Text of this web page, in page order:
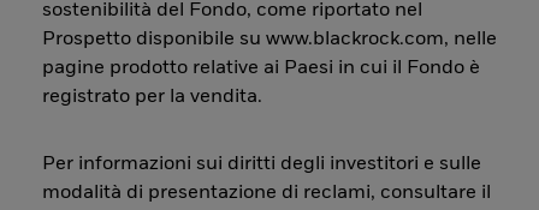
sostenibilità del Fondo, come riportato nel
Prospetto disponibile su www.blackrock.com, nelle
pagine prodotto relative ai Paesi in cui il Fondo è
registrato per la vendita.
Per informazioni sui diritti degli investitori e sulle
modalità di presentazione di reclami, consultare il